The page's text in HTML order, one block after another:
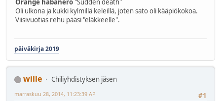
Orange habanero "Sudden death"
Oli ulkona ja kukki kylmillä keleillä, joten sato oli kääpiökokoa.
Viisivuotias rehu pääsi "eläkkeelle".
päiväkirja 2019
wille
Chiliyhdistyksen jäsen
#1
marraskuu 28, 2014, 11:23:39 AP